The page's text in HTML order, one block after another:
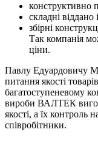
конструктивно
складні віддано
збірні
Так компанія
ціни.
Павлу Едуардовичу
питання якості
багатоступеневому
вироби ВАЛТЕК
якості, а їх контроль
співробітники.